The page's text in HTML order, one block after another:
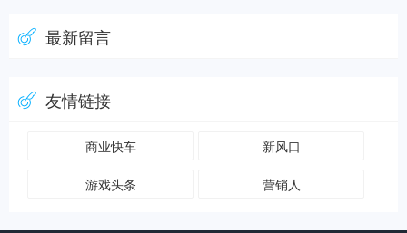
最新留言
友情链接
商业快车 新风口
游戏头条 营销人